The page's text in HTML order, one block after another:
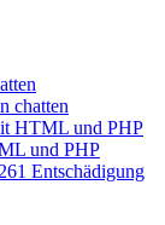
chatten
HTML und PHP
und PHP
Entschädigung